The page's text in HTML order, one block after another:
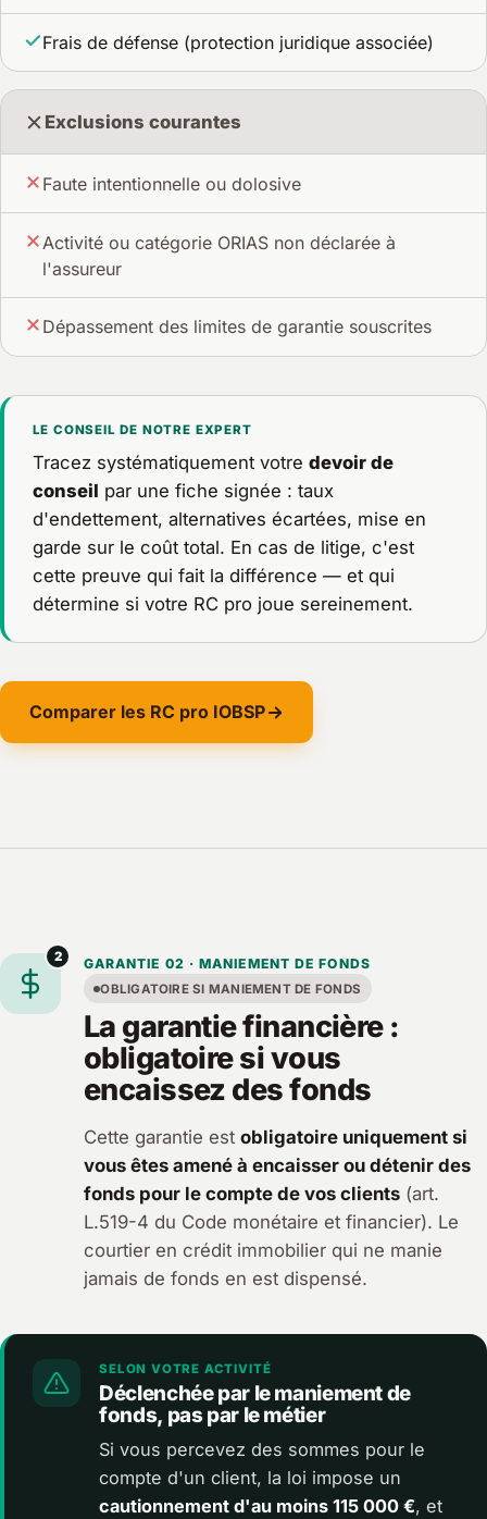
Frais de défense (protection juridique associée)
Exclusions courantes
Faute intentionnelle ou dolosive
Activité ou catégorie ORIAS non déclarée à
l'assureur
Dépassement des limites de garantie souscrites
LE CONSEIL DE NOTRE EXPERT
Tracez systématiquement votre devoir de
conseil par une fiche signée : taux
d'endettement, alternatives écartées, mise en
garde sur le coût total. En cas de litige, c'est
cette preuve qui fait la différence — et qui
détermine si votre RC pro joue sereinement.
Comparer les RC pro IOBSP
2 GARANTIE 02 · MANIEMENT DE FONDS
OBLIGATOIRE SI MANIEMENT DE FONDS
La garantie financière :
obligatoire si vous
encaissez des fonds
Cette garantie est obligatoire uniquement si
vous êtes amené à encaisser ou détenir des
fonds pour le compte de vos clients(art.
L.519-4 du Code monétaire et financier). Le
courtier en crédit immobilier qui ne manie
jamais de fonds en est dispensé.
SELON VOTRE ACTIVITÉ
Déclenchée par le maniement de
fonds, pas par le métier
Si vous percevez des sommes pour le
compte d'un client, la loi impose un
cautionnement d'au moins 115 000 €, et